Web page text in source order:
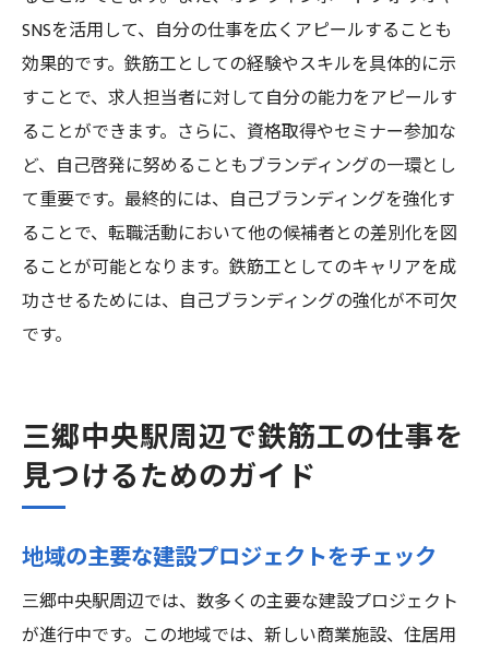
SNSを活用して、自分の仕事を広くアピールすることも
効果的です。鉄筋工としての経験やスキルを具体的に示
すことで、求人担当者に対して自分の能力をアピールす
ることができます。さらに、資格取得やセミナー参加な
ど、自己啓発に努めることもブランディングの一環とし
て重要です。最終的には、自己ブランディングを強化す
ることで、転職活動において他の候補者との差別化を図
ることが可能となります。鉄筋工としてのキャリアを成
功させるためには、自己ブランディングの強化が不可欠
です。
三郷中央駅周辺で鉄筋工の仕事を
見つけるためのガイド
地域の主要な建設プロジェクトをチェック
三郷中央駅周辺では、数多くの主要な建設プロジェクト
が進行中です。この地域では、新しい商業施設、住居用